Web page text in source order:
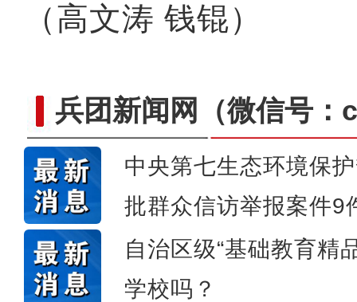
（高文涛 钱锟）
兵团新闻网 （微信号
中央第七生态环境保
批群众信访举报案件9
自治区级“基础教育精
学校吗？
侨乡故事 | 哈班拜的